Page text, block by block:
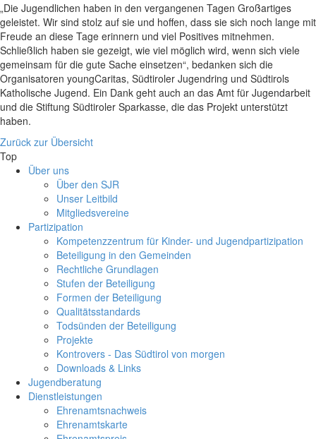
„Die Jugendlichen haben in den vergangenen Tagen Großartiges
geleistet. Wir sind stolz auf sie und hoffen, dass sie sich noch lange mit
Freude an diese Tage erinnern und viel Positives mitnehmen.
Schließlich haben sie gezeigt, wie viel möglich wird, wenn sich viele
gemeinsam für die gute Sache einsetzen“, bedanken sich die
Organisatoren youngCaritas, Südtiroler Jugendring und Südtirols
Katholische Jugend. Ein Dank geht auch an das Amt für Jugendarbeit
und die Stiftung Südtiroler Sparkasse, die das Projekt unterstützt
haben.
Zurück zur Übersicht
Top
Über uns
Über den SJR
Unser Leitbild
Mitgliedsvereine
Partizipation
Kompetenzzentrum für Kinder- und Jugendpartizipation
Beteiligung in den Gemeinden
Rechtliche Grundlagen
Stufen der Beteiligung
Formen der Beteiligung
Qualitätsstandards
Todsünden der Beteiligung
Projekte
Kontrovers - Das Südtirol von morgen
Downloads & Links
Jugendberatung
Dienstleistungen
Ehrenamtsnachweis
Ehrenamtskarte